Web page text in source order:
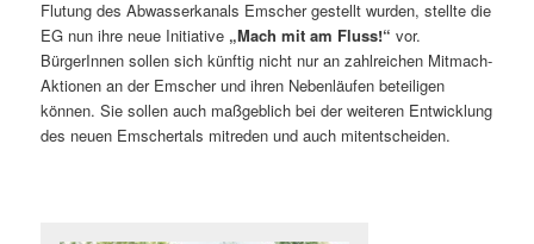
Flutung des Abwasserkanals Emscher gestellt wurden, stellte die
EG nun ihre neue Initiative „Mach mit am Fluss!“ vor.
BürgerInnen sollen sich künftig nicht nur an zahlreichen Mitmach-
Aktionen an der Emscher und ihren Nebenläufen beteiligen
können. Sie sollen auch maßgeblich bei der weiteren Entwicklung
des neuen Emschertals mitreden und auch mitentscheiden.